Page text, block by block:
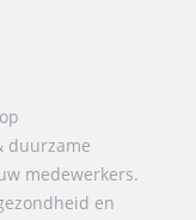
duurzame
medewerkers.
en